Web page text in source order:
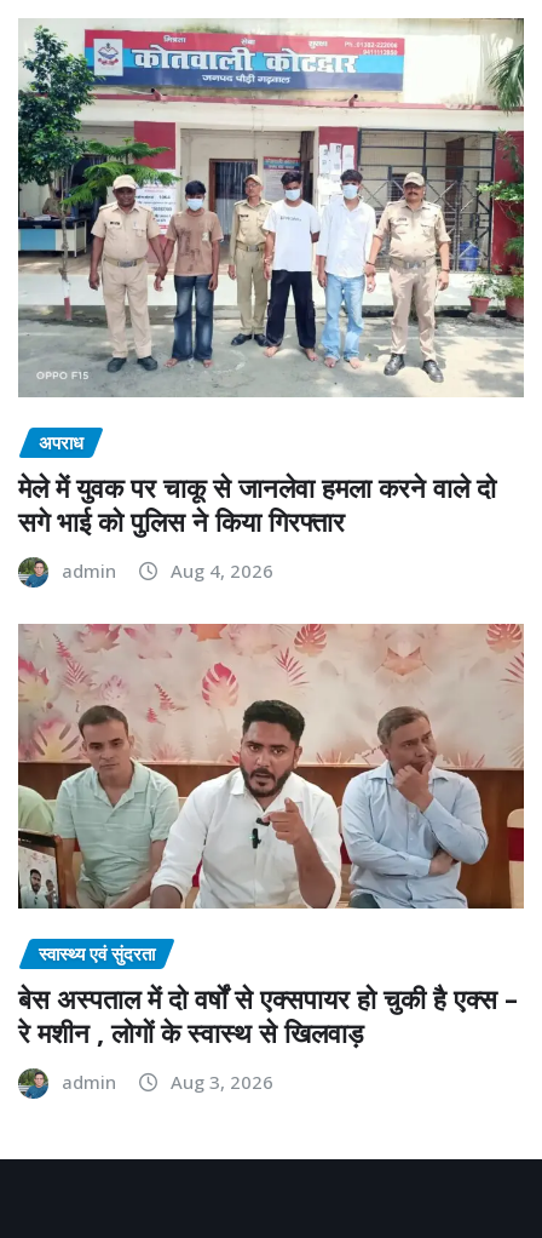
अपराध
मेले में युवक पर चाकू से जानलेवा हमला करने वाले दो
सगे भाई को पुलिस ने किया गिरफ्तार
admin Aug 4, 2026
स्वास्थ्य एवं सुंदरता
बेस अस्पताल में दो वर्षों से एक्सपायर हो चुकी है एक्स –
रे मशीन , लोगों के स्वास्थ से खिलवाड़
admin Aug 3, 2026